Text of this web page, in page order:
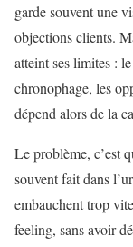
garde souvent une
objections clients.
atteint ses limites :
chronophage, les
dépend alors de la
Le problème, c’est
souvent fait dans
embauchent trop
feeling, sans avoir